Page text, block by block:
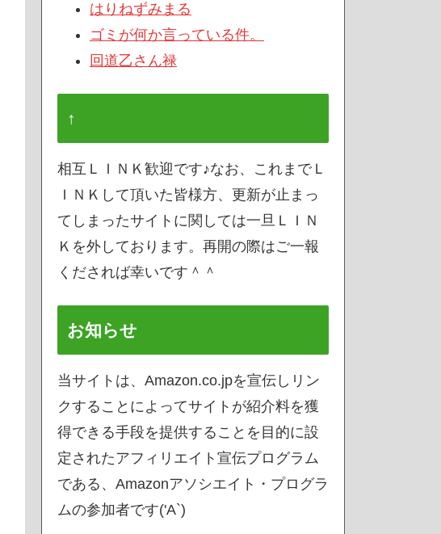
はりねずみまる
ゴミが何か言っている件。
回道乙さん禄
↑
相互ＬＩＮＫ歓迎です♪なお、これまでＬ
ＩＮＫして頂いた皆様方、更新が止まっ
てしまったサイトに関しては一旦ＬＩＮ
Ｋを外しております。再開の際はご一報
くだされば幸いです＾＾
お知らせ
当サイトは、Amazon.co.jpを宣伝しリン
クすることによってサイトが紹介料を獲
得できる手段を提供することを目的に設
定されたアフィリエイト宣伝プログラム
である、Amazonアソシエイト・プログラ
ムの参加者です('A`)